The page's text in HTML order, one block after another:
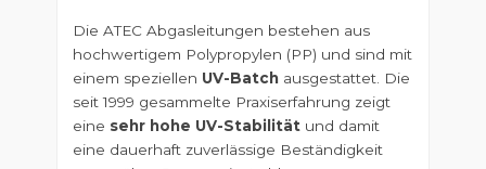
Die ATEC Abgasleitungen bestehen aus
hochwertigem Polypropylen (PP) und sind mit
einem speziellen UV-Batchausgestattet. Die
seit 1999 gesammelte Praxiserfahrung zeigt
eine sehr hohe UV-Stabilitätund damit
eine dauerhaft zuverlässige Beständigkeit